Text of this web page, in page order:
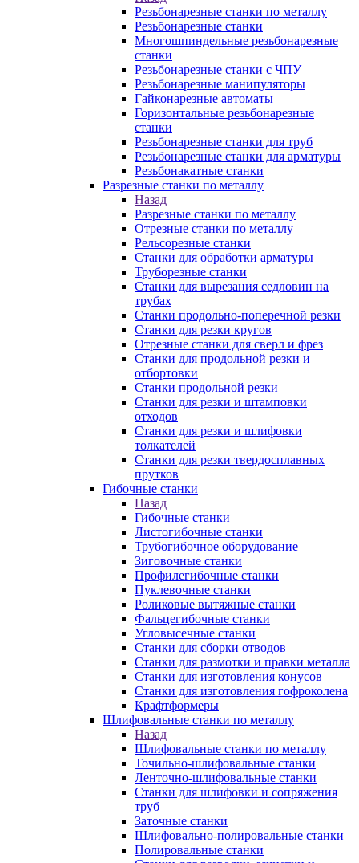
Резьбонарезные станки по металлу
Резьбонарезные станки
Многошпиндельные резьбонарезные
станки
Резьбонарезные станки с ЧПУ
Резьбонарезные манипуляторы
Гайконарезные автоматы
Горизонтальные резьбонарезные
станки
Резьбонарезные станки для труб
Резьбонарезные станки для арматуры
Резьбонакатные станки
Разрезные станки по металлу
Назад
Разрезные станки по металлу
Отрезные станки по металлу
Рельсорезные станки
Станки для обработки арматуры
Труборезные станки
Станки для вырезания седловин на
трубаx
Станки продольно-поперечной резки
Станки для резки кругов
Отрезные станки для сверл и фрез
Станки для продольной резки и
отбортовки
Станки продольной резки
Станки для резки и штамповки
отходов
Станки для резки и шлифовки
толкателей
Станки для резки твердосплавных
прутков
Гибочные станки
Назад
Гибочные станки
Листогибочные станки
Трубогибочное оборудование
Зиговочные станки
Профилегибочные станки
Пуклевочные станки
Роликовые вытяжные станки
Фальцегибочные станки
Угловысечные станки
Станки для сборки отводов
Станки для размотки и правки металла
Станки для изготовления конусов
Станки для изготовления гофроколена
Крафтформеры
Шлифовальные станки по металлу
Назад
Шлифовальные станки по металлу
Точильно-шлифовальные станки
Ленточно-шлифовальные станки
Станки для шлифовки и сопряжения
труб
Заточные станки
Шлифовально-полировальные станки
Полировальные станки